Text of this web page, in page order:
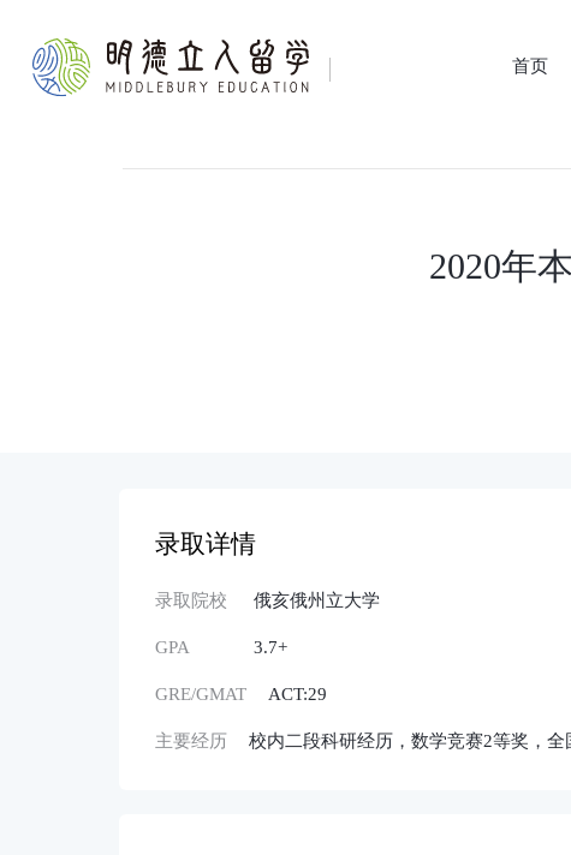
首页
2020年
录取详情
录取院校 俄亥俄州立大学
GPA 3.7+
GRE/GMAT ACT:29
主要经历 校内二段科研经历，数学竞赛2等奖，